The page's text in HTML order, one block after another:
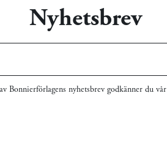
Nyhetsbrev
Bonnierförlagens nyhetsbrev godkänner du vår